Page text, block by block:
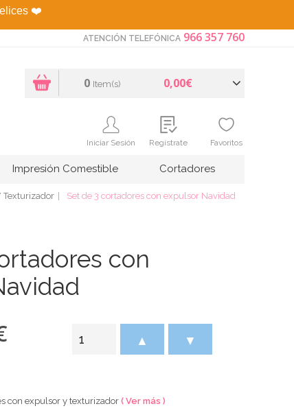
❤️
ATENCIÓN TELEFÓNICA 966 357 760
0 Item(s) 0,00€
Iniciar Sesión Regístrate Favoritos
Impresión Comestible Cortadores
Texturizador Set de 3 cortadores con expulsor Navidad
con
▲ ▼
con expulsor y texturizador ( Ver más )